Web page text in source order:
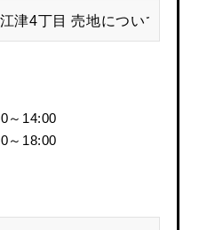
～14:00
～18:00